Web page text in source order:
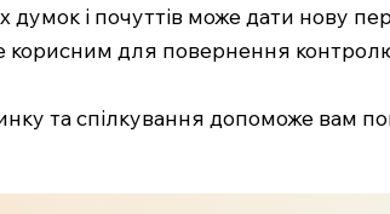
і почуттів може дати нову
корисним для повернення
та спілкування допоможе вам